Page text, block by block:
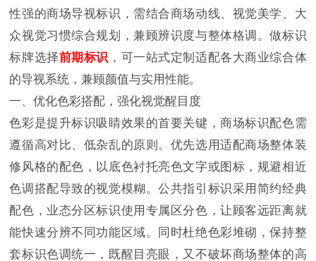
性强的商场导视标识，需结合商场动线、视觉美学、大
众视觉习惯综合规划，兼顾辨识度与整体格调。做标识
标牌选择前期标识 ，可一站式定制适配各大商业综合体
的导视系统，兼顾颜值与实用性能。
一、优化色彩搭配，强化视觉醒目度
色彩是提升标识吸睛效果的首要关键，商场标识配色需
遵循高对比、低杂乱的原则。优先选用适配商场整体装
修风格的配色，以底色衬托亮色文字或图标，规避相近
色调搭配导致的视觉模糊。公共指引标识采用简约经典
配色，业态分区标识使用专属区分色，让顾客远距离就
能快速分辨不同功能区域。同时杜绝色彩堆砌，保持整
套标识色调统一，既醒目亮眼，又不破坏商场整体的高